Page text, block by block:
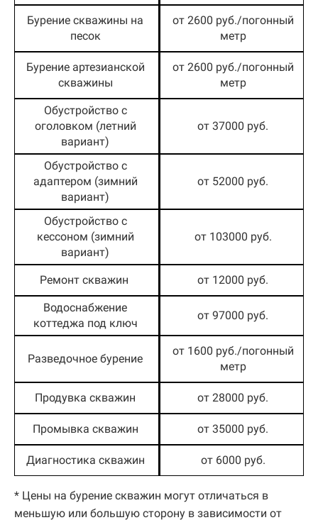
Бурение скважины на
песок
от 2600 руб./погонный
метр
Бурение артезианской
скважины
от 2600 руб./погонный
метр
Обустройство с
оголовком (летний
вариант)
от 37000 руб.
Обустройство с
адаптером (зимний
вариант)
от 52000 руб.
Обустройство с
кессоном (зимний
вариант)
от 103000 руб.
Ремонт скважин от 12000 руб.
Водоснабжение
коттеджа под ключ
от 97000 руб.
Разведочное бурение
от 1600 руб./погонный
метр
Продувка скважин от 28000 руб.
Промывка скважин от 35000 руб.
Диагностика скважин от 6000 руб.
* Цены на бурение скважин могут отличаться в
меньшую или большую сторону в зависимости от